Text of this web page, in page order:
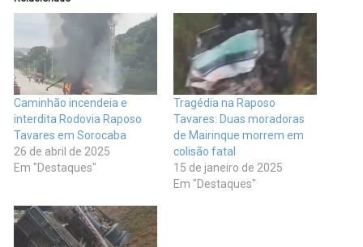
Caminhão incendeia e
interdita Rodovia Raposo
Tavares em Sorocaba
26 de abril de 2025
Em "Destaques"
Tragédia na Raposo
Tavares: Duas moradoras
de Mairinque morrem em
colisão fatal
15 de janeiro de 2025
Em "Destaques"